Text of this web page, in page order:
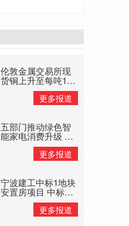
伦敦金属交易所现
货铜上升至每吨145
美元高位 大宗商品
更多报道
五部门推动绿色智
能家电消费升级 以
旧换新补贴惠民
更多报道
宁波建工中标1地块
安置房项目 中标价
格8.11亿元
更多报道